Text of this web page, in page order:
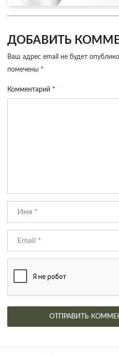
ДОБАВИТЬ
Ваш адрес email не будет
помечены *
Комментарий *